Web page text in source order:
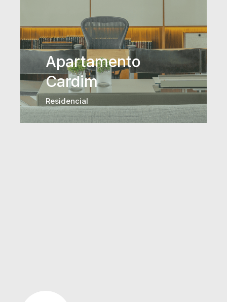
Apartamento
Cardim
Residencial